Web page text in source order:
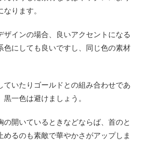
ります。
ザインの場合、良いアクセントになる
色にしても良いですし、同じ色の素材
ていたりゴールドとの組み合わせであ
一色は避けましょう。
の開いているときなどならば、首のと
めるのも素敵で華やかさがアップしま